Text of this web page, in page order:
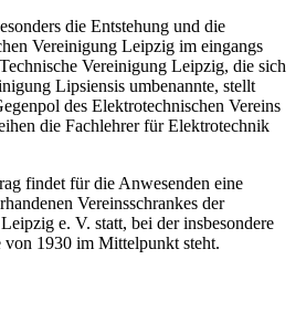
die Entstehung und die
Vereinigung Leipzig im eingangs
Vereinigung Leipzig, die sich
Lipsiensis umbenannte, stellt
des Elektrotechnischen Vereins
die Fachlehrer für Elektrotechnik
findet für die Anwesenden eine
Vereinsschrankes der
e. V. statt, bei der insbesondere
von 1930 im Mittelpunkt steht.